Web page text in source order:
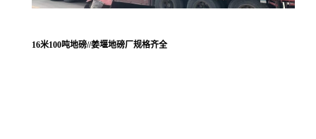
16米100吨地磅//姜堰地磅厂规格齐全